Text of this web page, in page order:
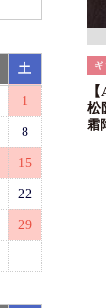
松
霜
土
1
8
15
22
29